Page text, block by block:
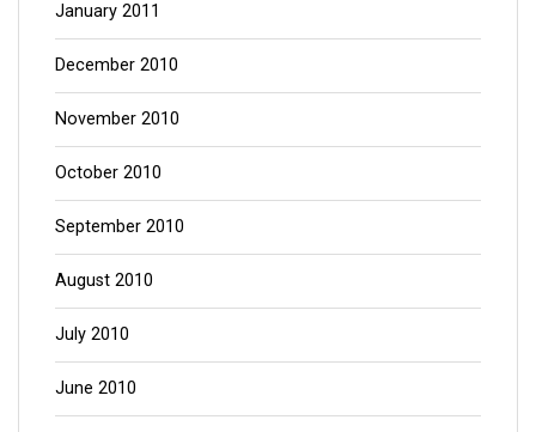
January 2011
December 2010
November 2010
October 2010
September 2010
August 2010
July 2010
June 2010